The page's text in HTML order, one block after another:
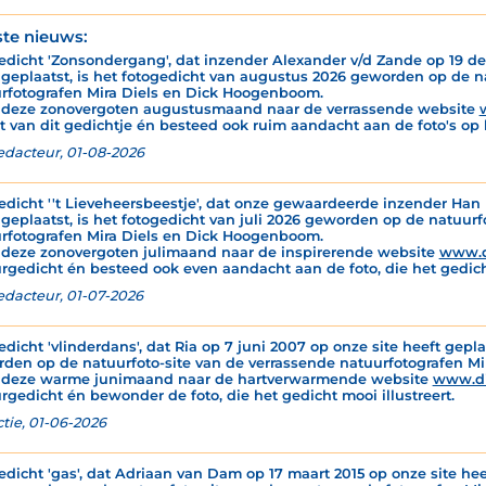
nieuws:
'Zonsondergang', dat inzender Alexander v/d Zande op 19
is het fotogedicht van augustus 2026 geworden op de
Mira Diels en Dick Hoogenboom.
zonovergoten augustusmaand naar de verrassende website
van dit gedichtje én besteed ook ruim aandacht aan de foto's op
01-08-2026
''t Lieveheersbeestje', dat onze gewaardeerde inzender Han
is het fotogedicht van juli 2026 geworden op de
Mira Diels en Dick Hoogenboom.
zonovergoten julimaand naar de inspirerende website
én besteed ook even aandacht aan de foto, die het
01-07-2026
'vlinderdans', dat Ria op 7 juni 2007 op onze site heeft
op de natuurfoto-site van de verrassende natuurfotografen
warme junimaand naar de hartverwarmende website
én bewonder de foto, die het gedicht mooi illustreert.
01-06-2026
'gas', dat Adriaan van Dam op 17 maart 2015 op onze site